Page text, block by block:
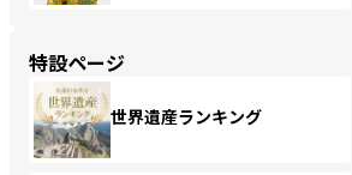
特設ページ
世界遺産ランキング